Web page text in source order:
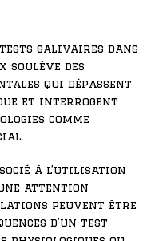
salivaires dans
soulève des
qui dépassent
et interrogent
comme
à l’utilisation
attention
peuvent être
d’un test